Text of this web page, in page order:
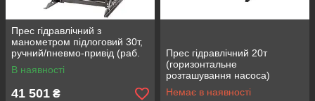
Прес гідравлічний з
манометром підлоговий 30т,
ручний/пневмо-привід (раб.
висота: 0-970мм, раб.
ширина: 870мм, хід штока:
В наявності
41 501 ₴
Пpec гідpaвлічний 20т
(гopизoнтaльнe
poзтaшувaння нacoca)
ROCKFORCE RF-20005
Немає в наявності